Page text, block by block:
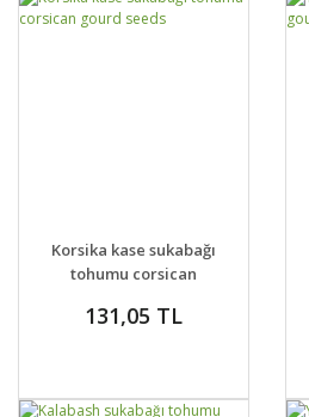
DETAYLAR
VER
Korsika kase sukabağı
tohumu corsican
131,05 TL